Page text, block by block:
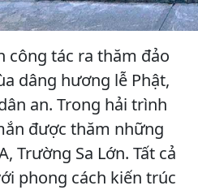
công tác ra thăm đảo
dâng hương lễ Phật,
an. Trong hải trình
được thăm những
Trường Sa Lớn. Tất cả
phong cách kiến trúc